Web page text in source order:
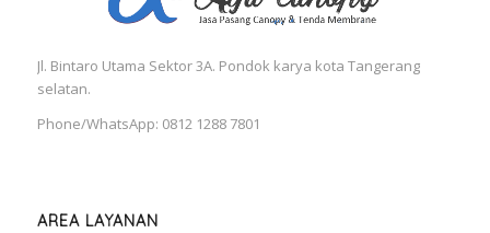
Jl. Bintaro Utama Sektor 3A. Pondok karya kota Tangerang
selatan.
Phone/WhatsApp: 0812 1288 7801
AREA LAYANAN